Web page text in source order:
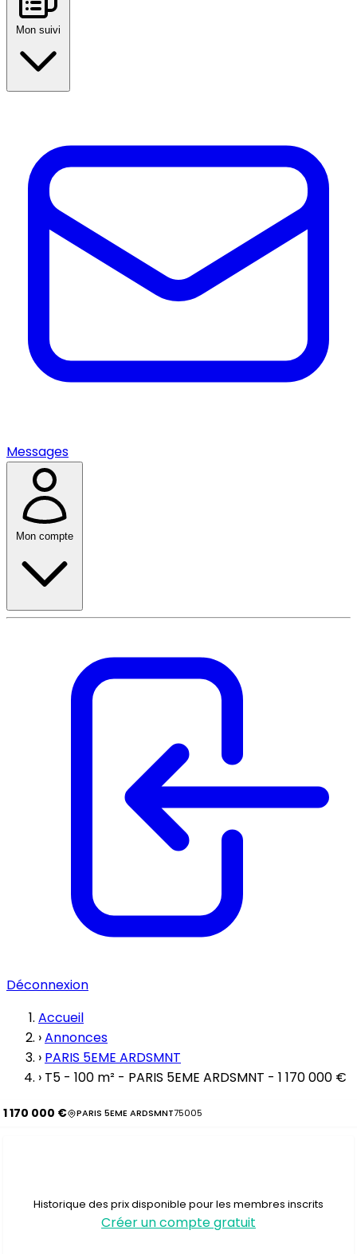
Mon suivi
Messages
Mon compte
Déconnexion
Accueil
›Annonces
› PARIS 5EME ARDSMNT
› T5 - 100 m² - PARIS 5EME ARDSMNT - 1 170 000 €
1 170 000 € PARIS 5EME ARDSMNT75005
Historique des prix disponible pour les membres inscrits
Créer un compte gratuit